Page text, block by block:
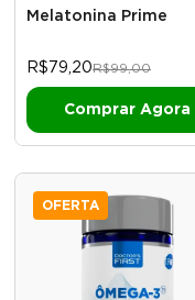
Melatonina Prime
R$79,20R$99,00
OFERTA